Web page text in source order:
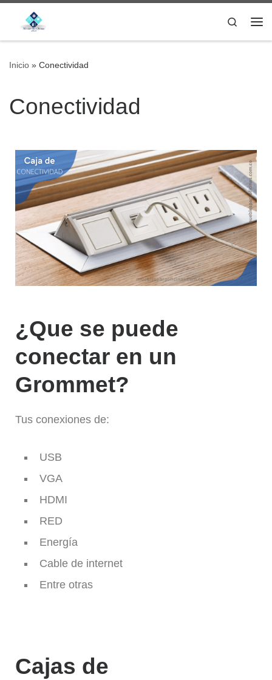
Saltar al contenido Search
Inicio » Conectividad
Conectividad
¿Que se puede
conectar en un
Grommet?
Tus conexiones de:
USB
VGA
HDMI
RED
Energía
Cable de internet
Entre otras
Cajas de